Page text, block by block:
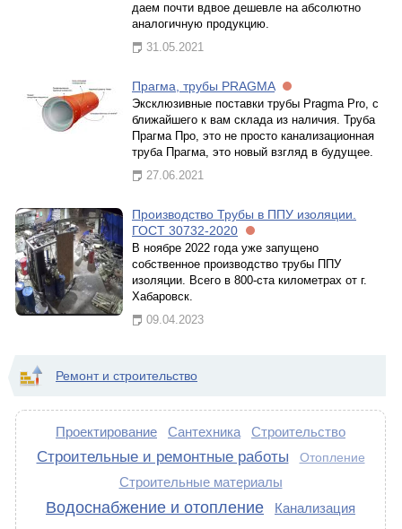
даем почти вдвое дешевле на абсолютно
аналогичную продукцию.
31.05.2021
Прагма, трубы PRAGMA
Эксклюзивные поставки трубы Pragma Pro, с
ближайшего к вам склада из наличия. Труба
Прагма Про, это не просто канализационная
труба Прагма, это новый взгляд в будущее.
27.06.2021
Производство Трубы в ППУ изоляции.
ГОСТ 30732-2020
В ноябре 2022 года уже запущено
собственное производство трубы ППУ
изоляции. Всего в 800-ста километрах от г.
Хабаровск.
09.04.2023
Ремонт и строительство
Проектирование Сантехника Строительство
Строительные и ремонтные работы Отопление
Строительные материалы
Водоснабжение и отопление Канализация